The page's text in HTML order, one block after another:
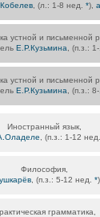
, (л.: 1-8 нед. *),
устной и письменной
Е.Р.Кузьмина , (п.з.:
устной и письменной
Е.Р.Кузьмина , (п.з.:
Иностранный язык,
, (п.з.: 1-12 нед.
Философия,
, (п.з.: 5-12 нед. *),
грамматика,